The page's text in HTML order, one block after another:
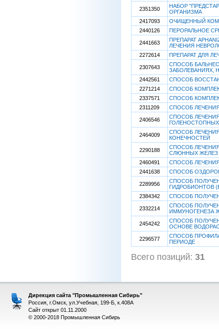
2351350
НАБОР
ОРГАНИЗМА
2417093
ОЧИЩЕННЫЙ
2440126
ПЕРОРАЛЬНОЕ
2441663
ПРЕПАРАТ
ЛЕЧЕНИЯ
2272614
ПРЕПАРАТ ДЛЯ
2307643
СПОСОБ
ЗАБОЛЕВАНИЯХ,
2442561
СПОСОБ
2271214
СПОСОБ
2337571
СПОСОБ
2311209
СПОСОБ
2406546
СПОСОБ
2464009
СПОСОБ
КОНЕЧНОСТЕЙ
2290188
СПОСОБ
СЛЮННЫХ ЖЕЛЕЗ
2460491
СПОСОБ
2441638
СПОСОБ
2289956
СПОСОБ
ГИДРОБИОНТОВ
2384342
СПОСОБ
2332214
СПОСОБ
ИММУНОГЕНЕЗА
2454242
СПОСОБ
ОСНОВЕ
2296577
СПОСОБ
ПЕРИОДЕ
Всего позиций: 31
Дирекция сайта "Промышленная Сибирь"
Россия, г.Омск, ул.Учебная, 199-Б, к.408А
Сайт открыт 01.11.2000
© 2000-2018 Промышленная Сибирь